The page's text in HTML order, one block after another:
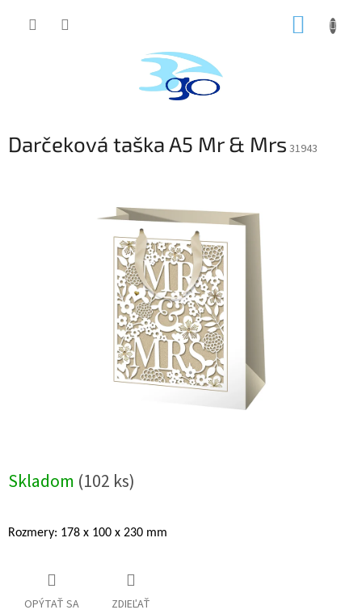
Darčeková taška A5 Mr & Mrs 31943
Skladom (102 ks)
Rozmery: 178 x 100 x 230 mm
OPÝTAŤ SA ZDIEĽAŤ